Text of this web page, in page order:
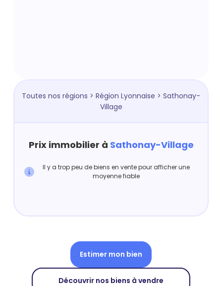
Toutes nos régions > Région Lyonnaise > Sathonay-
Village
Prix immobilier à Sathonay-Village
Il y a trop peu de biens en vente pour afficher une
moyenne fiable
Estimer mon bien
Découvrir nos biens à vendre